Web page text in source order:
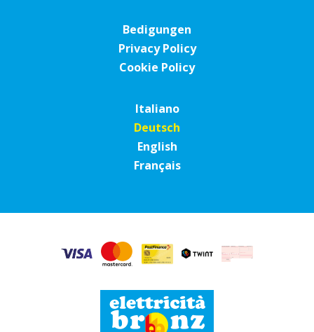
Bedigungen
Privacy Policy
Cookie Policy
Italiano
Deutsch
English
Français